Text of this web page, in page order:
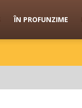
ÎN PROFUNZIME